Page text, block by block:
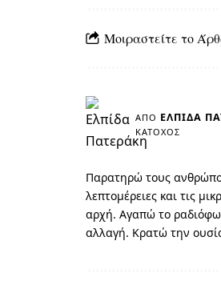
Μοιραστείτε το
ΑΠΌ ΕΛΠΊΔΑ
ΚΆΤΟΧΟΣ
Παρατηρώ τους
λεπτομέρειες και τις
αρχή. Αγαπώ το
αλλαγή. Κρατώ την